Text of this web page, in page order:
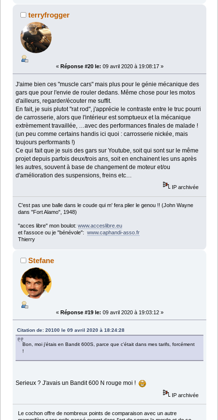
terryfrogger
« Réponse #20 le: 09 avril 2020 à 19:08:17 »
J'aime bien ces "muscle cars" mais plus pour le génie mécanique des
gars que pour l'envie de rouler dedans. Même chose pour les motos
d'ailleurs, regarder/écouter me suffit.
En fait, je suis plutot "rat rod", j'apprécie le contraste entre le truc pourri
de carrosserie, alors que l'intérieur est somptueux et la mécanique
extrèmement travaillée, …avec des performances finales de malade !
(un peu comme certains handis ici quoi : carrosserie nickée, mais
toujours performants !)
Ce qui fait que je suis des gars sur Youtube, soit qui sont sur le même
projet depuis parfois deux/trois ans, soit en enchainent les uns après
les autres, souvent à base de changement de moteur et/ou
d'amélioration des suspensions, freins etc…
IP archivée
C'est pas une balle dans le coude qui m' fera plier le genou !! (John Wayne
dans "Fort Alamo", 1948)
"acces libre" mon boulot: www.acceslibre.eu
et l'assoce ou je "bénévole": www.caphandi-asso.fr
Thierry
Stefane
« Réponse #19 le: 09 avril 2020 à 19:03:12 »
Citation de: 20100 le 09 avril 2020 à 18:24:28
Bon, moi j'étais en Bandit 600S, parce que c'était dans mes tarifs, forcément
!
Serieux ? J'avais un Bandit 600 N rouge moi !
IP archivée
Le cochon offre de nombreux points de comparaison avec un autre